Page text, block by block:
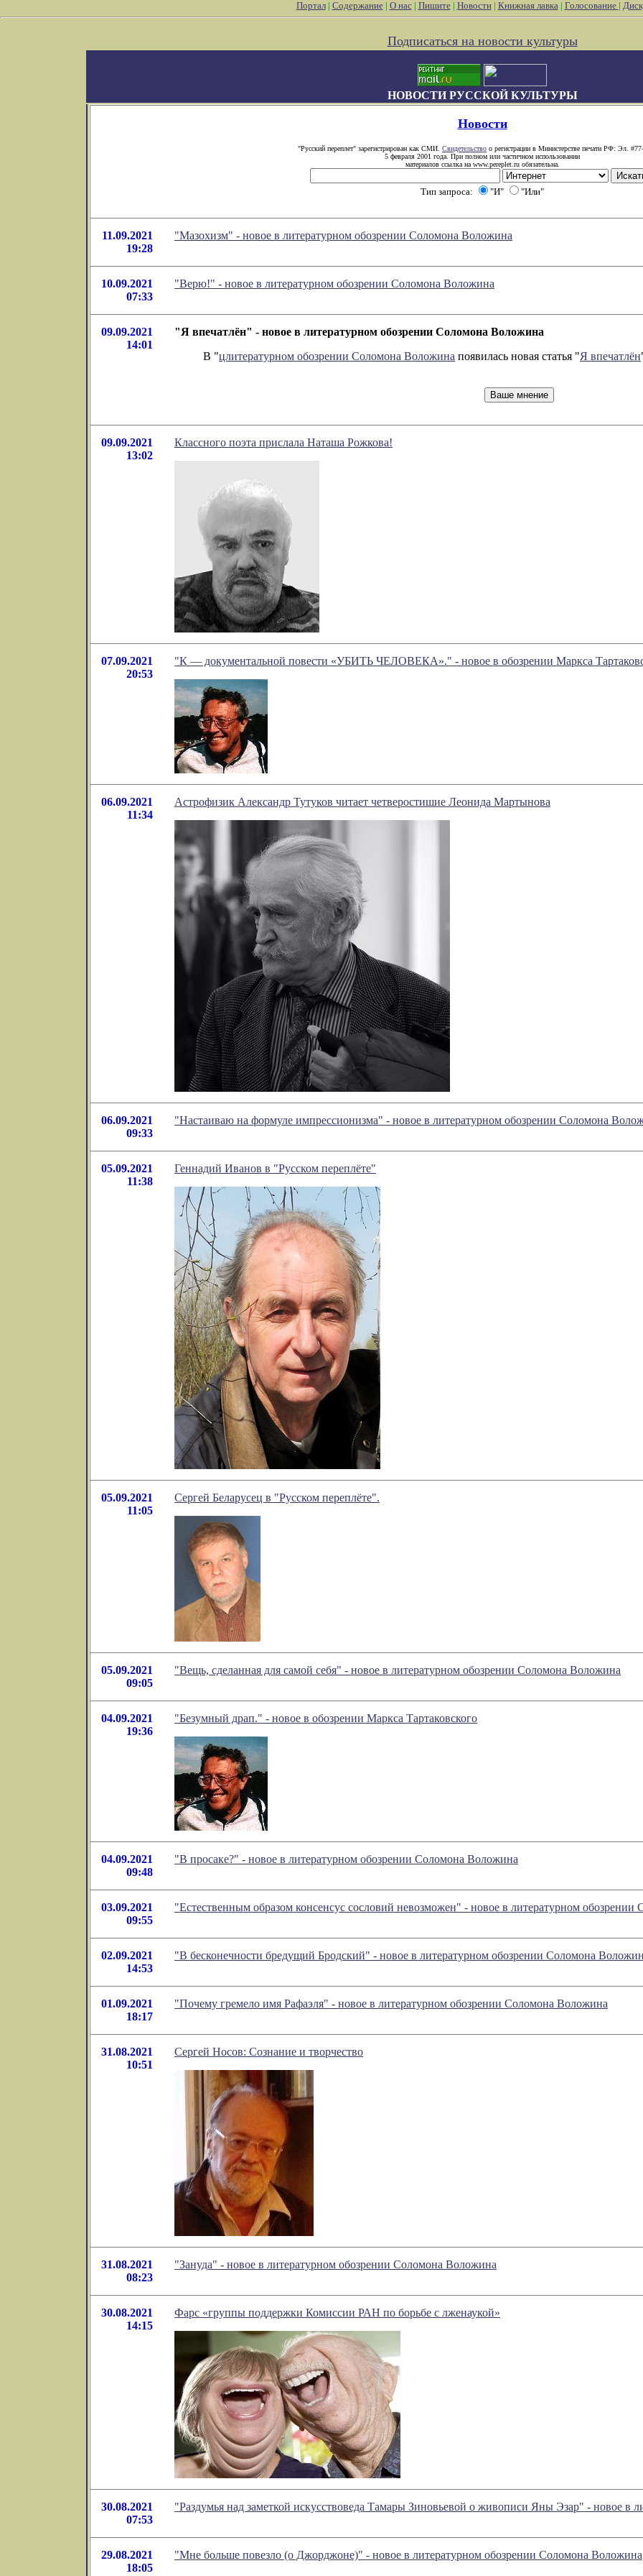
Портал| Содержание| О нас| Пишите| Новости| Книжная лавка| Голосование |
Подписаться на новости культуры
НОВОСТИ РУССКОЙ КУЛЬТУРЫ
Новости
"Русский переплет" зарегистрирован как СМИ. Свидетельство о регистрации в Министерстве печати РФ: Эл.
5 февраля 2001 года. При полном или частичном использовании
материалов ссылка на www.pereplet.ru обязательна.
Тип запроса: "И" "Или"
11.09.2021
19:28
"Мазохизм" - новое в литературном обозрении Соломона Воложина
10.09.2021
07:33
"Верю!" - новое в литературном обозрении Соломона Воложина
09.09.2021
14:01
"Я впечатлён" - новое в литературном обозрении Соломона Воложина
В "цлитературном обозрении Соломона Воложина появилась новая статья "Я впечатлён
09.09.2021
13:02
Классного поэта прислала Наташа Рожкова!
07.09.2021
20:53
"К — документальной повести «УБИТЬ ЧЕЛОВЕКА»." - новое в обозрении Маркса
06.09.2021
11:34
Астрофизик Александр Тутуков читает четверостишие Леонида Мартынова
06.09.2021
09:33
"Настаиваю на формуле импрессионизма" - новое в литературном обозрении Соломона
05.09.2021
11:38
Геннадий Иванов в "Русском переплёте"
05.09.2021
11:05
Сергей Беларусец в "Русском переплёте".
05.09.2021
09:05
"Вещь, сделанная для самой себя" - новое в литературном обозрении Соломона Воложина
04.09.2021
19:36
"Безумный драп." - новое в обозрении Маркса Тартаковского
04.09.2021
09:48
"В просаке?" - новое в литературном обозрении Соломона Воложина
03.09.2021
09:55
"Естественным образом консенсус сословий невозможен" - новое в литературном
02.09.2021
14:53
"В бесконечности бредущий Бродский" - новое в литературном обозрении Соломона
01.09.2021
18:17
"Почему гремело имя Рафаэля" - новое в литературном обозрении Соломона Воложина
31.08.2021
10:51
Сергей Носов: Сознание и творчество
31.08.2021
08:23
"Зануда" - новое в литературном обозрении Соломона Воложина
30.08.2021
14:15
Фарс «группы поддержки Комиссии РАН по борьбе с лженаукой»
30.08.2021
07:53
"Раздумья над заметкой искусствоведа Тамары Зиновьевой о живописи Яны Эзар" - новое в
29.08.2021
18:05
"Мне больше повезло (о Джорджоне)" - новое в литературном обозрении Соломона Воложина